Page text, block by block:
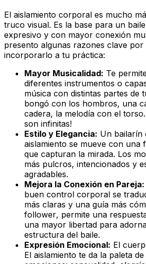
El aislamiento corporal es mucho
truco visual. Es la base para un
expresivo y con mayor conexión
presento algunas razones clave por
incorporarlo a tu práctica:
Mayor Musicalidad: Te
diferentes instrumentos o
música con distintas partes de
bongó con los hombros, una
cadera, la melodía con el
son infinitas!
Estilo y Elegancia: Un bailarín
aislamiento se mueve con una
que capturan la mirada. Los
más pulcros, intencionados y
agradables.
Mejora la Conexión en Pareja:
buen control corporal se
más claras y una guía más
follower, permite una
una mayor libertad para
estructura del baile.
Expresión Emocional: El
El aislamiento te da la paleta